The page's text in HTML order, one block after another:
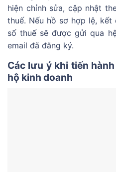
hiện chỉnh sửa, cập nhật
thuế. Nếu hồ sơ hợp lệ,
số thuế sẽ được gửi qua
email đã đăng ký.
Các lưu ý khi tiến
hộ kinh doanh